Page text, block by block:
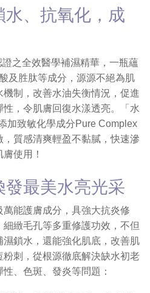
、抗氧化，成
之全效醫學補濕精華，一瓶蘊
及胜肽等成分，源源不絕為肌
制，改善水油失衡情況，促進
，令肌膚回復水漾透亮。「水
加致敏化學成分Pure Complex
質感清爽輕盈不黏膩，快速滲
使用！
發最美水亮光采
能護膚成分，具強大抗炎修
緻毛孔等多重修護功效，不但
鎖水，還能強化肌底，改善肌
刺，從根源徹底解決缺水初老
、色斑、發炎等問題：